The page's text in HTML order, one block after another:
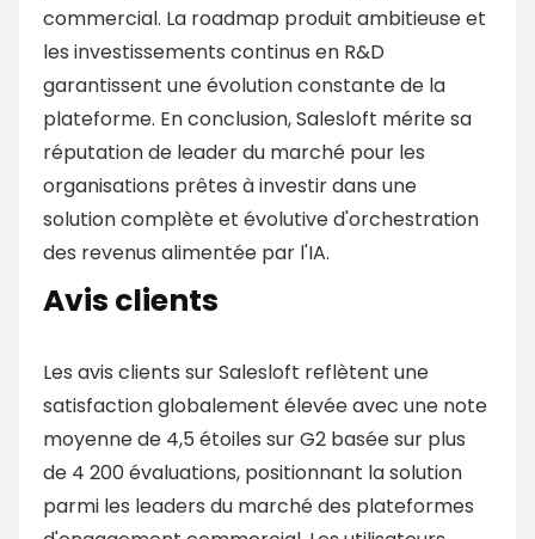
commercial. La roadmap produit ambitieuse et
les investissements continus en R&D
garantissent une évolution constante de la
plateforme. En conclusion, Salesloft mérite sa
réputation de leader du marché pour les
organisations prêtes à investir dans une
solution complète et évolutive d'orchestration
des revenus alimentée par l'IA.
Avis clients
Les avis clients sur Salesloft reflètent une
satisfaction globalement élevée avec une note
moyenne de 4,5 étoiles sur G2 basée sur plus
de 4 200 évaluations, positionnant la solution
parmi les leaders du marché des plateformes